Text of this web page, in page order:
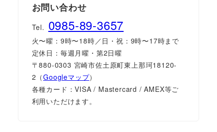
お問い合わせ
Tel. 0985-89-3657
火〜曜：9時〜18時／日・祝：9時〜17時まで
定休日：毎週月曜・第2日曜
〒880-0303 宮崎市佐土原町東上那珂18120-
2（Googleマップ）
各種カード：VISA / Mastercard / AMEX等ご
利用いただけます。